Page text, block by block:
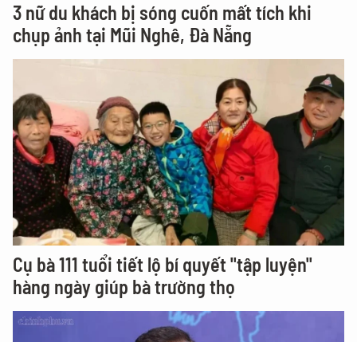
3 nữ du khách bị sóng cuốn mất tích khi
chụp ảnh tại Mũi Nghê, Đà Nẵng
Cụ bà 111 tuổi tiết lộ bí quyết "tập luyện"
hàng ngày giúp bà trường thọ